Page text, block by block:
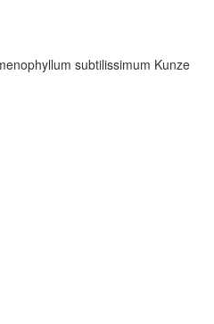
subtilissimum Kunze